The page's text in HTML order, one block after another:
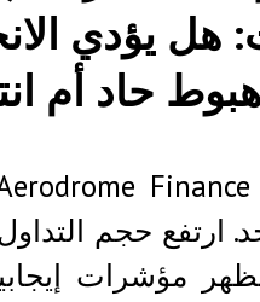
هل يؤدي
85%. تظهر مؤشرات